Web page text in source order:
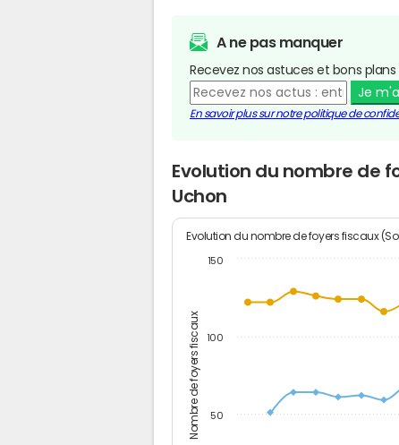
A ne pas manquer
Recevez nos astuces et bons
Je
En savoir plus sur notre politique de
Evolution du nombre de
Uchon
Nombre de foyers fiscaux
Evolution du nombre de foyers fiscaux
50
100
150